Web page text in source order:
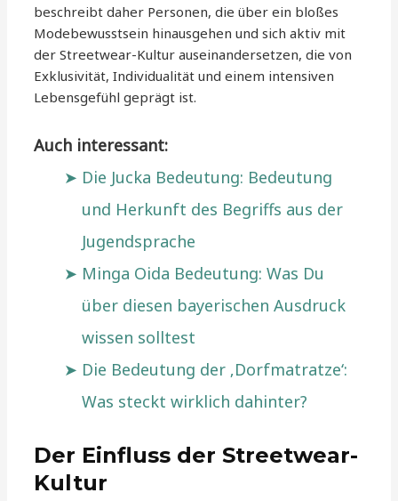
beschreibt daher Personen, die über ein bloßes
Modebewusstsein hinausgehen und sich aktiv mit
der Streetwear-Kultur auseinandersetzen, die von
Exklusivität, Individualität und einem intensiven
Lebensgefühl geprägt ist.
Auch interessant:
Die Jucka Bedeutung: Bedeutung
und Herkunft des Begriffs aus der
Jugendsprache
Minga Oida Bedeutung: Was Du
über diesen bayerischen Ausdruck
wissen solltest
Die Bedeutung der ‚Dorfmatratze‘:
Was steckt wirklich dahinter?
Der Einfluss der Streetwear-
Kultur